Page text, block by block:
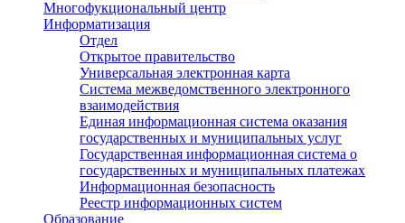
Многофукциональный центр
Информатизация
Отдел
Открытое правительство
Универсальная электронная карта
Система межведомственного электронного
взаимодействия
Единая информационная система оказания
государственных и муниципальных услуг
Государственная информационная система о
государственных и муниципальных платежах
Информационная безопасность
Реестр информационных систем
Образование